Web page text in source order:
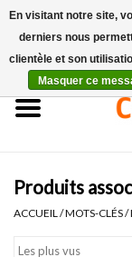
Accueil
Ensembles de lave-
Produits
ACCUEIL /MOTS-CLÉS/
En visitant notre site,
derniers nous
clientèle et son
Masquer ce